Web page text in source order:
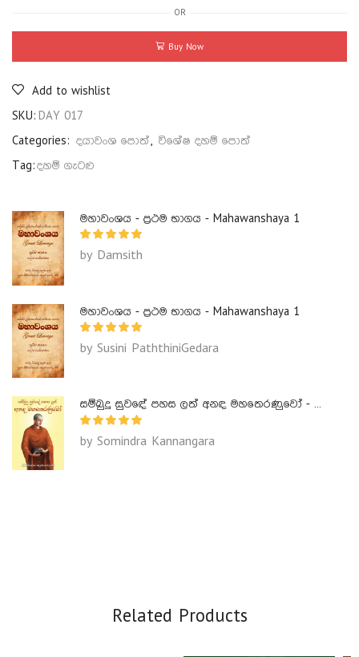
OR
Buy Now
Add to wishlist
SKU: DAY 017
Categories: දයාවංශ පොත්, විශේෂ දහම් පොත්
Tag:දහම් ගැටළු
මහාවංශය - ප්‍රථම භාගය - Mahawanshaya 1
by Damsith
මහාවංශය - ප්‍රථම භාගය - Mahawanshaya 1
by Susini PaththiniGedara
සම්බුදු සුවඳේ පහස ලත් අනඳ මහතෙරණුවෝ - Ananda Maha Theranuwo
by Somindra Kannangara
Related Products